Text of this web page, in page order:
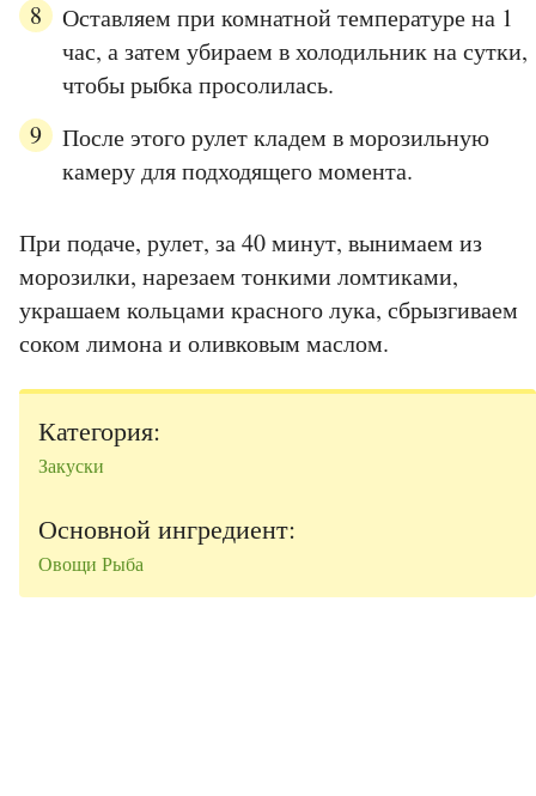
Оставляем при комнатной температуре на 1
час, а затем убираем в холодильник на сутки,
чтобы рыбка просолилась.
После этого рулет кладем в морозильную
камеру для подходящего момента.
При подаче, рулет, за 40 минут, вынимаем из
морозилки, нарезаем тонкими ломтиками,
украшаем кольцами красного лука, сбрызгиваем
соком лимона и оливковым маслом.
Категория:
Закуски
Основной ингредиент:
Овощи Рыба